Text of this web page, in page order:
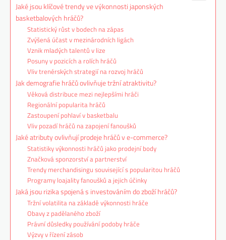
Jaké jsou klíčové trendy ve výkonnosti japonských
basketbalových hráčů?
Statistický růst v bodech na zápas
Zvýšená účast v mezinárodních ligách
Vznik mladých talentů v lize
Posuny v pozicích a rolích hráčů
Vliv trenérských strategií na rozvoj hráčů
Jak demografie hráčů ovlivňuje tržní atraktivitu?
Věková distribuce mezi nejlepšími hráči
Regionální popularita hráčů
Zastoupení pohlaví v basketbalu
Vliv pozadí hráčů na zapojení fanoušků
Jaké atributy ovlivňují prodeje hráčů v e-commerce?
Statistiky výkonnosti hráčů jako prodejní body
Značková sponzorství a partnerství
Trendy merchandisingu související s popularitou hráčů
Programy loajality fanoušků a jejich účinky
Jaká jsou rizika spojená s investováním do zboží hráčů?
Tržní volatilita na základě výkonnosti hráče
Obavy z padělaného zboží
Právní důsledky používání podoby hráče
Výzvy v řízení zásob